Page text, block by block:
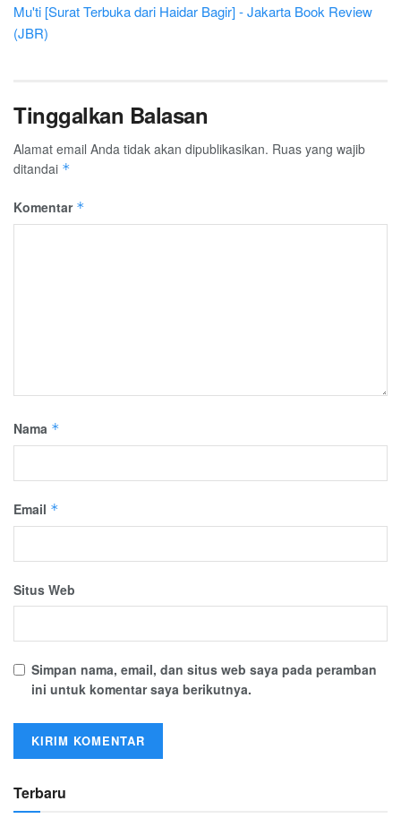
Mu'ti [Surat Terbuka dari Haidar Bagir] - Jakarta Book Review
(JBR)
Tinggalkan Balasan
Alamat email Anda tidak akan dipublikasikan. Ruas yang wajib
ditandai *
Komentar *
Nama *
Email *
Situs Web
Simpan nama, email, dan situs web saya pada peramban
ini untuk komentar saya berikutnya.
Terbaru